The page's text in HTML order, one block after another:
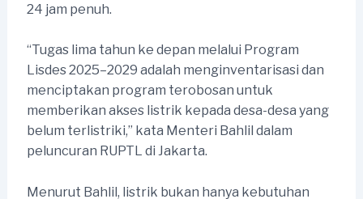
24 jam penuh.
“Tugas lima tahun ke depan melalui Program
Lisdes 2025–2029 adalah menginventarisasi dan
menciptakan program terobosan untuk
memberikan akses listrik kepada desa-desa yang
belum terlistriki,” kata Menteri Bahlil dalam
peluncuran RUPTL di Jakarta.
Menurut Bahlil, listrik bukan hanya kebutuhan